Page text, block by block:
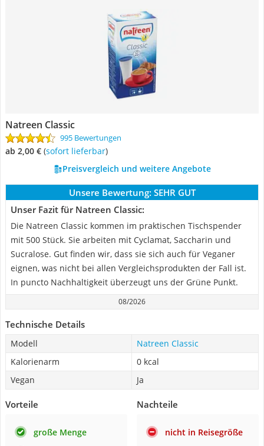
Natreen Classic
995 Bewertungen
ab 2,00 € ( Sofort lieferbar)
Preisvergleich und weitere Angebote
Unsere Bewertung: SEHR GUT
Unser Fazit für Natreen Classic:
Die Natreen Classic kommen im praktischen Tischspender
mit 500 Stück. Sie arbeiten mit Cyclamat, Saccharin und
Sucralose. Gut finden wir, dass sie sich auch für Veganer
eignen, was nicht bei allen Vergleichsprodukten der Fall ist.
In puncto Nachhaltigkeit überzeugt uns der Grüne Punkt.
08/2026
Technische Details
Modell
Natreen Classic
Kalorienarm
0 kcal
Vegan
Ja
Vorteile
große Menge
Nachteile
nicht in Reisegröße